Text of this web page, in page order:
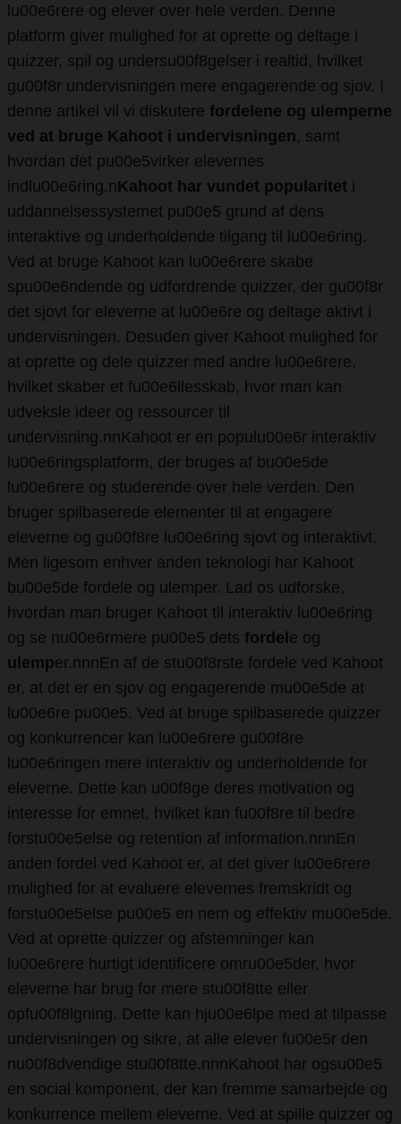
lu00e6rere og elever over hele verden. Denne
platform giver mulighed for at oprette og deltage i
quizzer, spil og undersu00f8gelser i realtid, hvilket
gu00f8r undervisningen mere engagerende og sjov. I
denne artikel vil vi diskutere fordelene og ulemperne
ved at bruge Kahoot i undervisningen, samt
hvordan det pu00e5virker elevernes
indlu00e6ring.nKahoot har vundet popularitet i
uddannelsessystemet pu00e5 grund af dens
interaktive og underholdende tilgang til lu00e6ring.
Ved at bruge Kahoot kan lu00e6rere skabe
spu00e6ndende og udfordrende quizzer, der gu00f8r
det sjovt for eleverne at lu00e6re og deltage aktivt i
undervisningen. Desuden giver Kahoot mulighed for
at oprette og dele quizzer med andre lu00e6rere,
hvilket skaber et fu00e6llesskab, hvor man kan
udveksle ideer og ressourcer til
undervisning.nnKahoot er en populu00e6r interaktiv
lu00e6ringsplatform, der bruges af bu00e5de
lu00e6rere og studerende over hele verden. Den
bruger spilbaserede elementer til at engagere
eleverne og gu00f8re lu00e6ring sjovt og interaktivt.
Men ligesom enhver anden teknologi har Kahoot
bu00e5de fordele og ulemper. Lad os udforske,
hvordan man bruger Kahoot til interaktiv lu00e6ring
og se nu00e6rmere pu00e5 dets fordele og
ulemper.nnnEn af de stu00f8rste fordele ved Kahoot
er, at det er en sjov og engagerende mu00e5de at
lu00e6re pu00e5. Ved at bruge spilbaserede quizzer
og konkurrencer kan lu00e6rere gu00f8re
lu00e6ringen mere interaktiv og underholdende for
eleverne. Dette kan u00f8ge deres motivation og
interesse for emnet, hvilket kan fu00f8re til bedre
forstu00e5else og retention af information.nnnEn
anden fordel ved Kahoot er, at det giver lu00e6rere
mulighed for at evaluere elevernes fremskridt og
forstu00e5else pu00e5 en nem og effektiv mu00e5de.
Ved at oprette quizzer og afstemninger kan
lu00e6rere hurtigt identificere omru00e5der, hvor
eleverne har brug for mere stu00f8tte eller
opfu00f8lgning. Dette kan hju00e6lpe med at tilpasse
undervisningen og sikre, at alle elever fu00e5r den
nu00f8dvendige stu00f8tte.nnnKahoot har ogsu00e5
en social komponent, der kan fremme samarbejde og
konkurrence mellem eleverne. Ved at spille quizzer og